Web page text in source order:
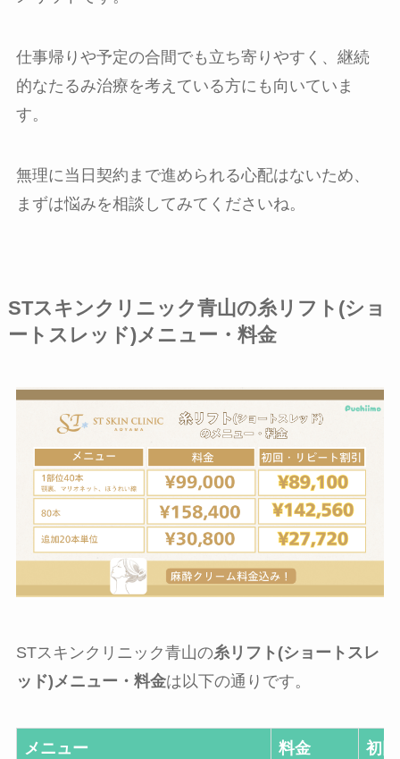
仕事帰りや予定の合間でも立ち寄りやすく、継続
的なたるみ治療を考えている方にも向いていま
す。
無理に当日契約まで進められる心配はないため、
まずは悩みを相談してみてくださいね。
STスキンクリニック青山の糸リフト(ショ
ートスレッド)メニュー・料金
STスキンクリニック青山の糸リフト(ショートスレ
ッド)メニュー・料金は以下の通りです。
メニュー 料金 初